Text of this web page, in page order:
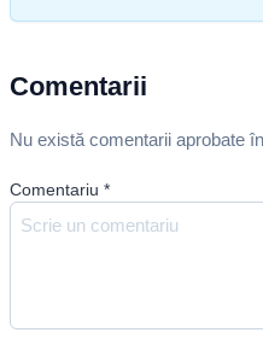
Comentarii
Nu există comentarii aprobate
Comentariu *